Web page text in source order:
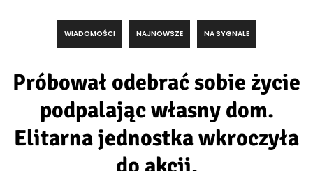
WIADOMOŚCI NAJNOWSZE NA SYGNALE
Próbował odebrać sobie życie
podpalając własny dom.
Elitarna jednostka wkroczyła